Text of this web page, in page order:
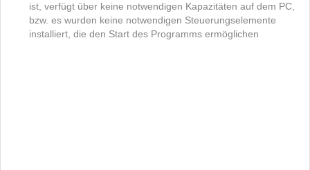
ist, verfügt über keine notwendigen Kapazitäten auf dem PC,
bzw. es wurden keine notwendigen Steuerungselemente
installiert, die den Start des Programms ermöglichen